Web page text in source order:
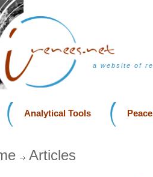
a website of
Analytical Tools
Articles